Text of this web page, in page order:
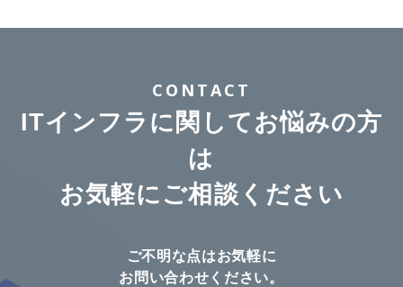
CONTACT
ITインフラに関してお悩みの方
は
お気軽にご相談ください
ご不明な点はお気軽に
お問い合わせください。